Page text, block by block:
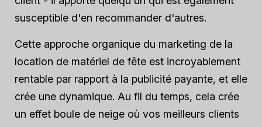
susceptible d'en recommander d'autres.
Cette approche organique du marketing de la
location de matériel de fête est incroyablement
rentable par rapport à la publicité payante, et elle
crée une dynamique. Au fil du temps, cela crée
un effet boule de neige où vos meilleurs clients